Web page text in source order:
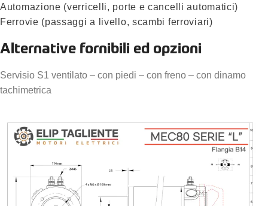
Automazione (verricelli, porte e cancelli automatici)
Ferrovie (passaggi a livello, scambi ferroviari)
Alternative fornibili ed opzioni
Servisio S1 ventilato – con piedi – con freno – con dinamo
tachimetrica